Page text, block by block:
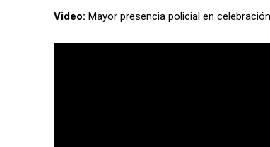
Video: Mayor presencia policial en